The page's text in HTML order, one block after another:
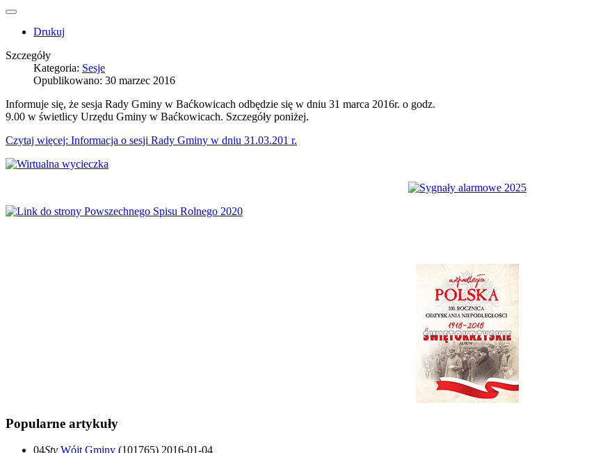
Drukuj
Szczegóły
Kategoria: Sesje
Opublikowano: 30 marzec 2016
Informuje się, że sesja Rady Gminy w Baćkowicach odbędzie się w dniu 31 marca 2016r. o godz.
9.00 w świetlicy Urzędu Gminy w Baćkowicach. Szczegóły poniżej.
Czytaj więcej: Informacja o sesji Rady Gminy w dniu 31.03.201 r.
Popularne artykuły
04Sty Wójt Gminy (101765) 2016-01-04